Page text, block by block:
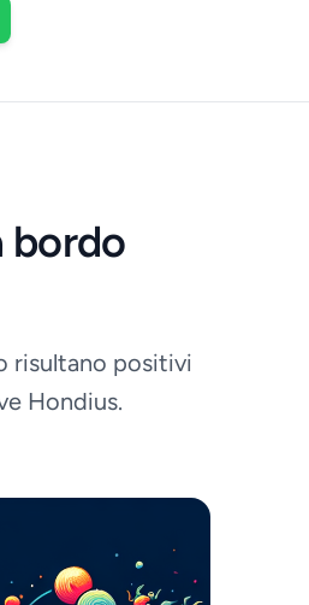
bordo
risultano positivi
Hondius.